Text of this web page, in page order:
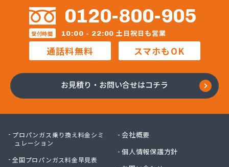
熊谷燃料住設株式会社
後藤商店
工藤商店
高橋商店
高橋燃料店
佐藤電気商会
佐藤燃料店
砂金石油ガス株式会社 東仙台営業所
0120-800-905
受付時間 10:00 - 22:00 土日祝日も営業
通話料無料 スマホもOK
お見積り・お問い合せはコチラ
プロパンガス乗り換え料金シミ
ュレーション
全国プロパンガス料金早見表
会社概要
個人情報保護方針